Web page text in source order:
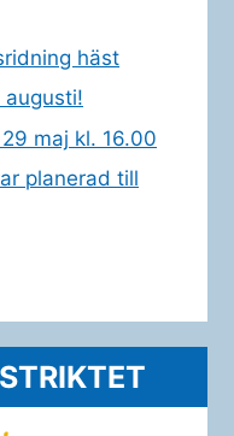
häst
augusti!
maj kl. 16.00
planerad till